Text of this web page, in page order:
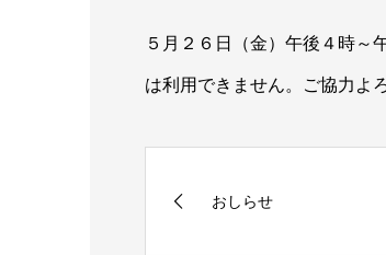
５月２６日（金）午後４時～
は利用できません。ご協力よ
おしらせ